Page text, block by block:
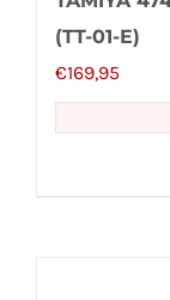
(TT-01-E)
€169,95